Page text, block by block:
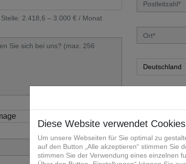
2.418,6 – 3.000 € / Monat